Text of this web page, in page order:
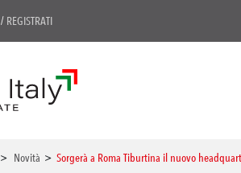
/ REGISTRATI
> Novità > Sorgerà a Roma Tiburtina il nuovo